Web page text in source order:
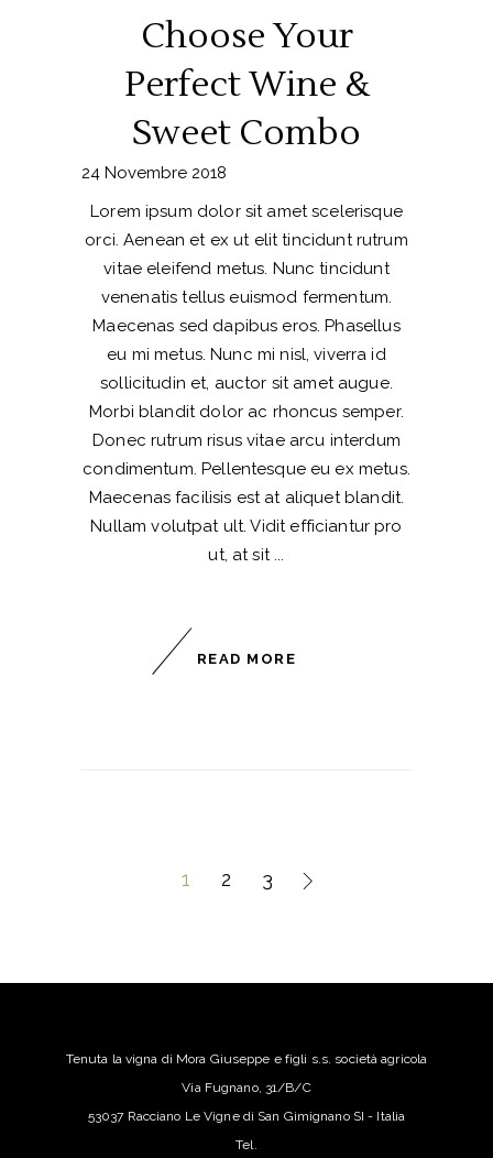
Choose Your
Perfect Wine &
Sweet Combo
24 Novembre 2018
Lorem ipsum dolor sit amet scelerisque
orci. Aenean et ex ut elit tincidunt rutrum
vitae eleifend metus. Nunc tincidunt
venenatis tellus euismod fermentum.
Maecenas sed dapibus eros. Phasellus
eu mi metus. Nunc mi nisl, viverra id
sollicitudin et, auctor sit amet augue.
Morbi blandit dolor ac rhoncus semper.
Donec rutrum risus vitae arcu interdum
condimentum. Pellentesque eu ex metus.
Maecenas facilisis est at aliquet blandit.
Nullam volutpat ult. Vidit efficiantur pro
ut, at sit
READ MORE
1 2 3
Tenuta la vigna di Mora Giuseppe e figli s.s. società agricola
Via Fugnano, 31/B/C
53037 Racciano Le Vigne di San Gimignano SI - Italia
Tel.